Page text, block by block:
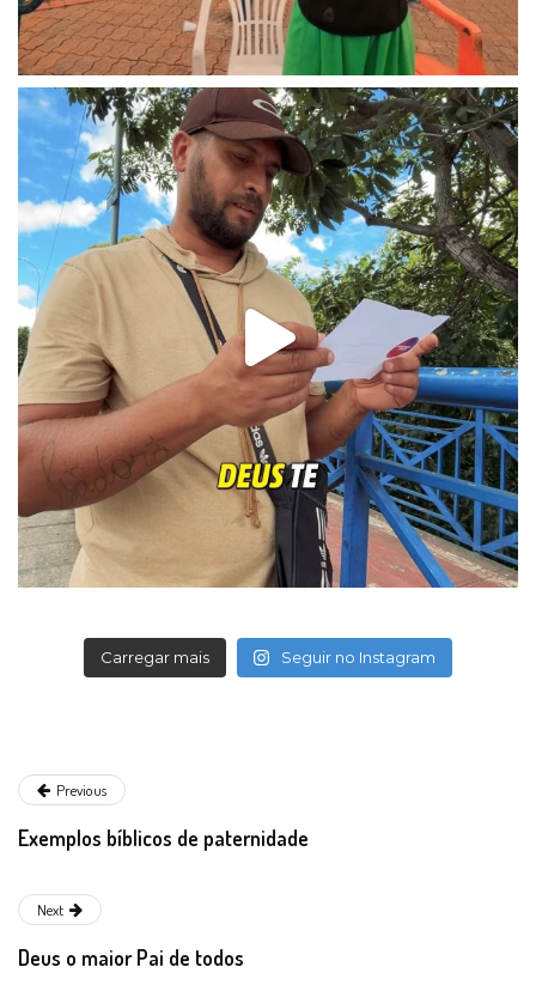
Carregar mais Seguir no Instagram
Previous
Exemplos bíblicos de paternidade
Next
Deus o maior Pai de todos